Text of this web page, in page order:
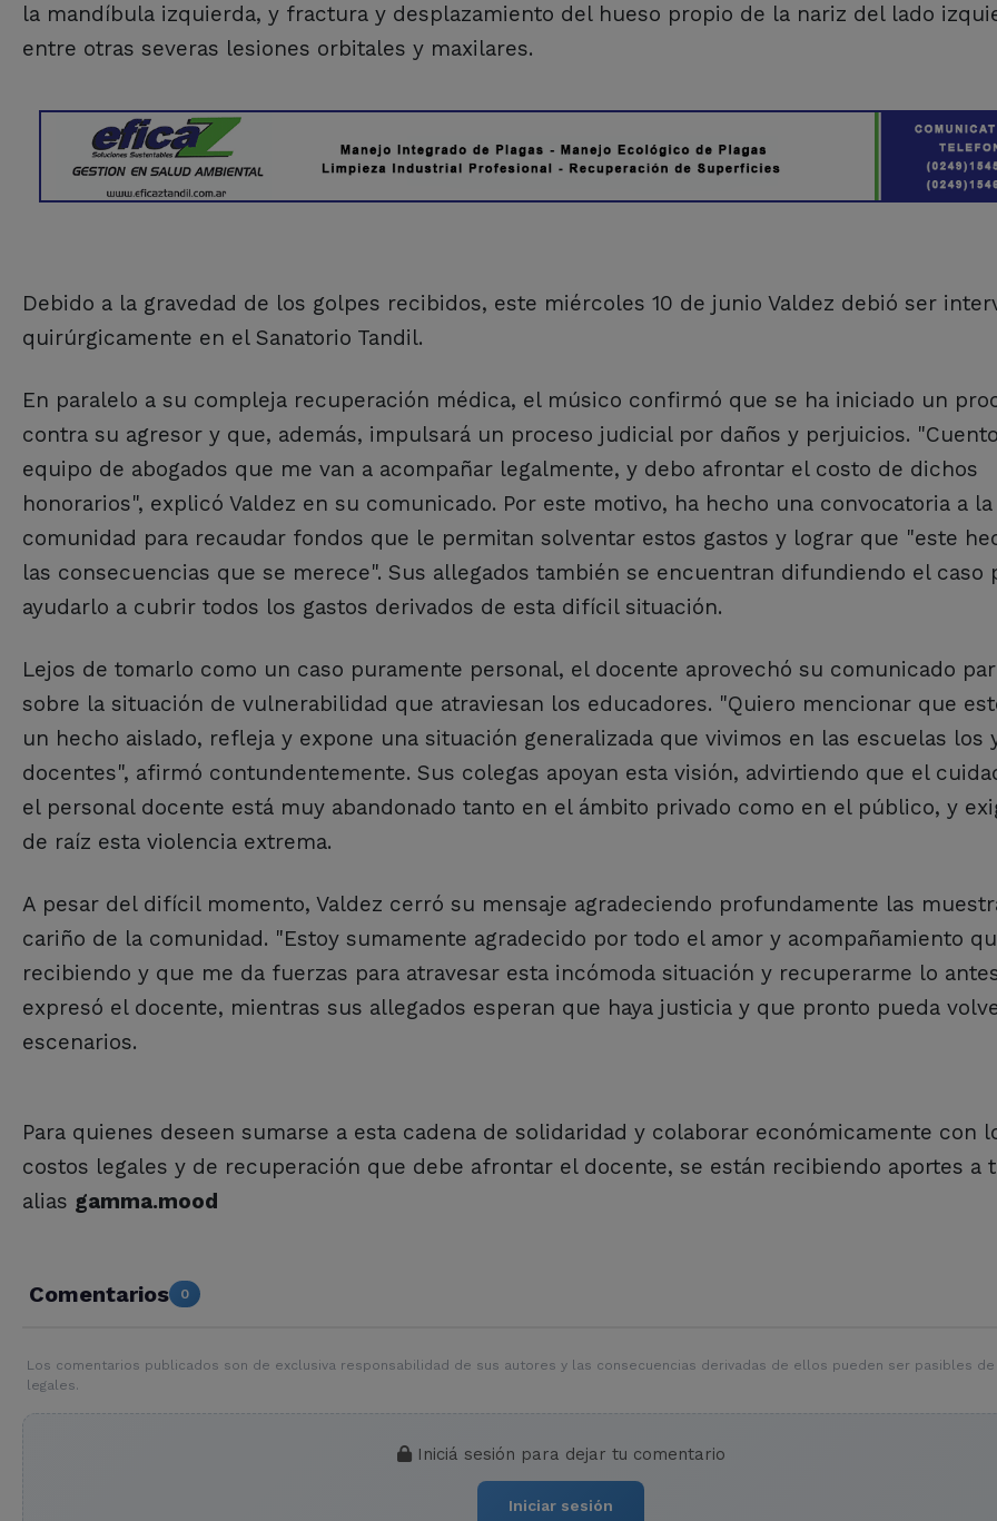
la mandíbula izquierda, y fractura y desplazamiento del hueso propio de la nariz del lado
entre otras severas lesiones orbitales y maxilares.
Debido a la gravedad de los golpes recibidos, este miércoles 10 de junio Valdez debió ser
quirúrgicamente en el Sanatorio Tandil.
En paralelo a su compleja recuperación médica, el músico confirmó que se ha iniciado un
contra su agresor y que, además, impulsará un proceso judicial por daños y perjuicios.
equipo de abogados que me van a acompañar legalmente, y debo afrontar el costo de dichos
honorarios", explicó Valdez en su comunicado. Por este motivo, ha hecho una convocatoria a la
comunidad para recaudar fondos que le permitan solventar estos gastos y lograr que "este
las consecuencias que se merece". Sus allegados también se encuentran difundiendo el caso
ayudarlo a cubrir todos los gastos derivados de esta difícil situación.
Lejos de tomarlo como un caso puramente personal, el docente aprovechó su comunicado
sobre la situación de vulnerabilidad que atraviesan los educadores. "Quiero mencionar que
un hecho aislado, refleja y expone una situación generalizada que vivimos en las escuelas los
docentes", afirmó contundentemente. Sus colegas apoyan esta visión, advirtiendo que el
el personal docente está muy abandonado tanto en el ámbito privado como en el público, y
de raíz esta violencia extrema.
A pesar del difícil momento, Valdez cerró su mensaje agradeciendo profundamente las
cariño de la comunidad. "Estoy sumamente agradecido por todo el amor y acompañamiento
recibiendo y que me da fuerzas para atravesar esta incómoda situación y recuperarme lo
expresó el docente, mientras sus allegados esperan que haya justicia y que pronto pueda
escenarios.
Para quienes deseen sumarse a esta cadena de solidaridad y colaborar económicamente con
costos legales y de recuperación que debe afrontar el docente, se están recibiendo aportes a
alias gamma.mood
Comentarios 0
Los comentarios publicados son de exclusiva responsabilidad de sus autores y las consecuencias derivadas de ellos pueden ser pasibles de
legales.
Iniciá sesión para dejar tu comentario
Iniciar sesión